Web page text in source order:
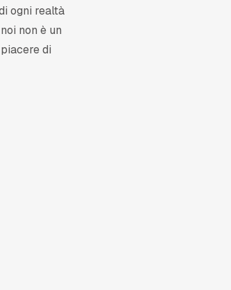
ogni realtà
non è un
di